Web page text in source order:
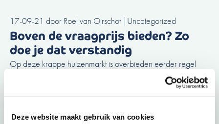
Deze website maakt gebruik van cookies
17-09-21 door Roel van Oirschot | Uncategorized
Boven de vraagprijs bieden? Zo
doe je dat verstandig
Op deze krappe huizenmarkt is overbieden eerder regel
dan uitzondering. Makelaarsland berekende dat 62% van …